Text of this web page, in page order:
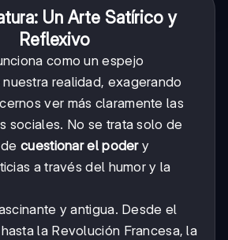
Un Arte Satírico y
Reflexivo
como un espejo
realidad, exagerando
ver más claramente las
sociales. No se trata solo de
decuestionar el podery
a través del humor y la
y antigua. Desde el
la Revolución Francesa, la